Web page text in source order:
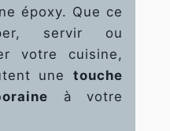
époxy. Que ce
servir ou
votre cuisine,
unetouche
à votre